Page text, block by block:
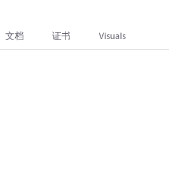
文档 证书 Visuals